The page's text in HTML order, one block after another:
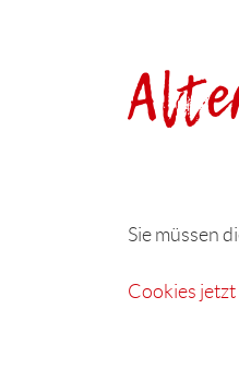
Sie müssen
Cookies